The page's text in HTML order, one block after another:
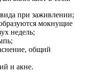
при заживлении;
мокнущие
недель;
общий
и акне.